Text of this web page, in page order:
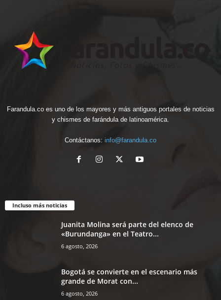
Farandula.co es uno de los mayores y más antiguos portales de noticias
y chismes de farándula de latinoamérica.
Contáctanos: info@farandula.co
Incluso más noticias
Juanita Molina será parte del elenco de
«Burundanga» en el Teatro...
6 agosto, 2026
Bogotá se convierte en el escenario más
grande de Morat con...
6 agosto, 2026